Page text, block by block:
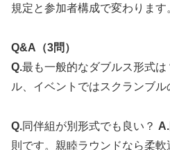
規定と参加者構成で変わります
Q&A（3問）
Q.最も一般的なダブルス形式は
ル、イベントではスクランブル
Q.同伴組が別形式でも良い？ A.
則です。親睦ラウンドなら柔軟